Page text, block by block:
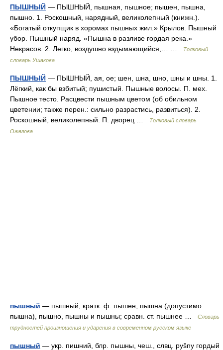
ПЫШНЫЙ — ПЫШНЫЙ, пышная, пышное; пышен, пышна,
пышно. 1. Роскошный, нарядный, великолепный (книжн.).
«Богатый откупщик в хоромах пышных жил.» Крылов. Пышный
убор. Пышный наряд. «Пышна в разливе гордая река.»
Некрасов. 2. Легко, воздушно вздымающийся,… …
Толковый
словарь Ушакова
ПЫШНЫЙ — ПЫШНЫЙ, ая, ое; шен, шна, шно, шны и шны. 1.
Лёгкий, как бы взбитый; пушистый. Пышные волосы. П. мех.
Пышное тесто. Расцвести пышным цветом (об обильном
цветении; также перен.: сильно разрастись, развиться). 2.
Роскошный, великолепный. П. дворец …
Толковый словарь
Ожегова
пышный — пышный, кратк. ф. пышен, пышна (допустимо
пышна), пышно, пышны и пышны; сравн. ст. пышнее …
Словарь
трудностей произношения и ударения в современном русском языке
пышный — укр. пишний, блр. пышны, чеш., слвц. руšny гордый